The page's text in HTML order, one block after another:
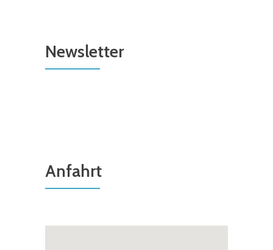
Newsletter
Anfahrt